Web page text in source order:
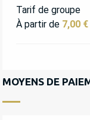
Tarif de groupe
À partir de 7,00 €
MOYENS DE